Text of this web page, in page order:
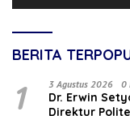
BERITA
1 3 Agustus 2026 0
‎Dr. Erwin
Direktur